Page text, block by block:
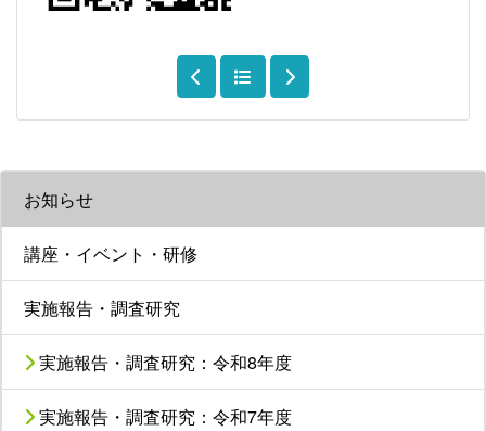
お知らせ
講座・イベント・研修
実施報告・調査研究
実施報告・調査研究：令和8年度
実施報告・調査研究：令和7年度